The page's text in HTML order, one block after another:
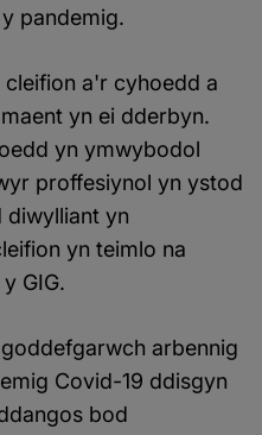
pandemig.
a'r cyhoedd a
yn ei dderbyn.
yn ymwybodol
proffesiynol yn ystod
diwylliant yn
yn teimlo na
GIG.
arbennig
Covid-19 ddisgyn
bod